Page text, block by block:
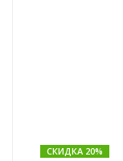
СКИДКА 20%